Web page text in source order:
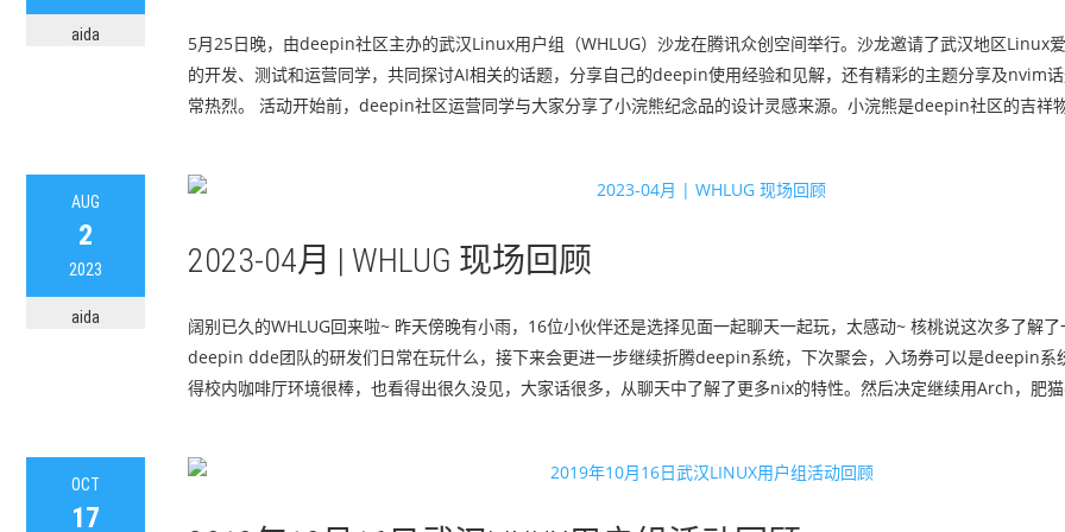
aida
5月25日晚，由deepin社区主办的武汉Linux用户组（WHLUG）沙龙在腾讯众创空间举行。沙龙邀请了武汉地区Linux
的开发、测试和运营同学，共同探讨AI相关的话题，分享自己的deepin使用经验和见解，还有精彩的主题分享及nvim
常热烈。 活动开始前，deepin社区运营同学与大家分享了小浣熊纪念品的设计灵感来源。小浣熊是deepin社区的吉祥
AUG
2
2023
aida
2023-04月 | WHLUG 现场回顾
阔别已久的WHLUG回来啦~ 昨天傍晚有小雨，16位小伙伴还是选择见面一起聊天一起玩，太感动~ 核桃说这次多了解
deepin dde团队的研发们日常在玩什么，接下来会更进一步继续折腾deepin系统，下次聚会，入场券可以是deepin系
得校内咖啡厅环境很棒，也看得出很久没见，大家话很多，从聊天中了解了更多nix的特性。然后决定继续用Arch，肥
OCT
17